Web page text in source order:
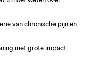
van chronische pijn en
met grote impact